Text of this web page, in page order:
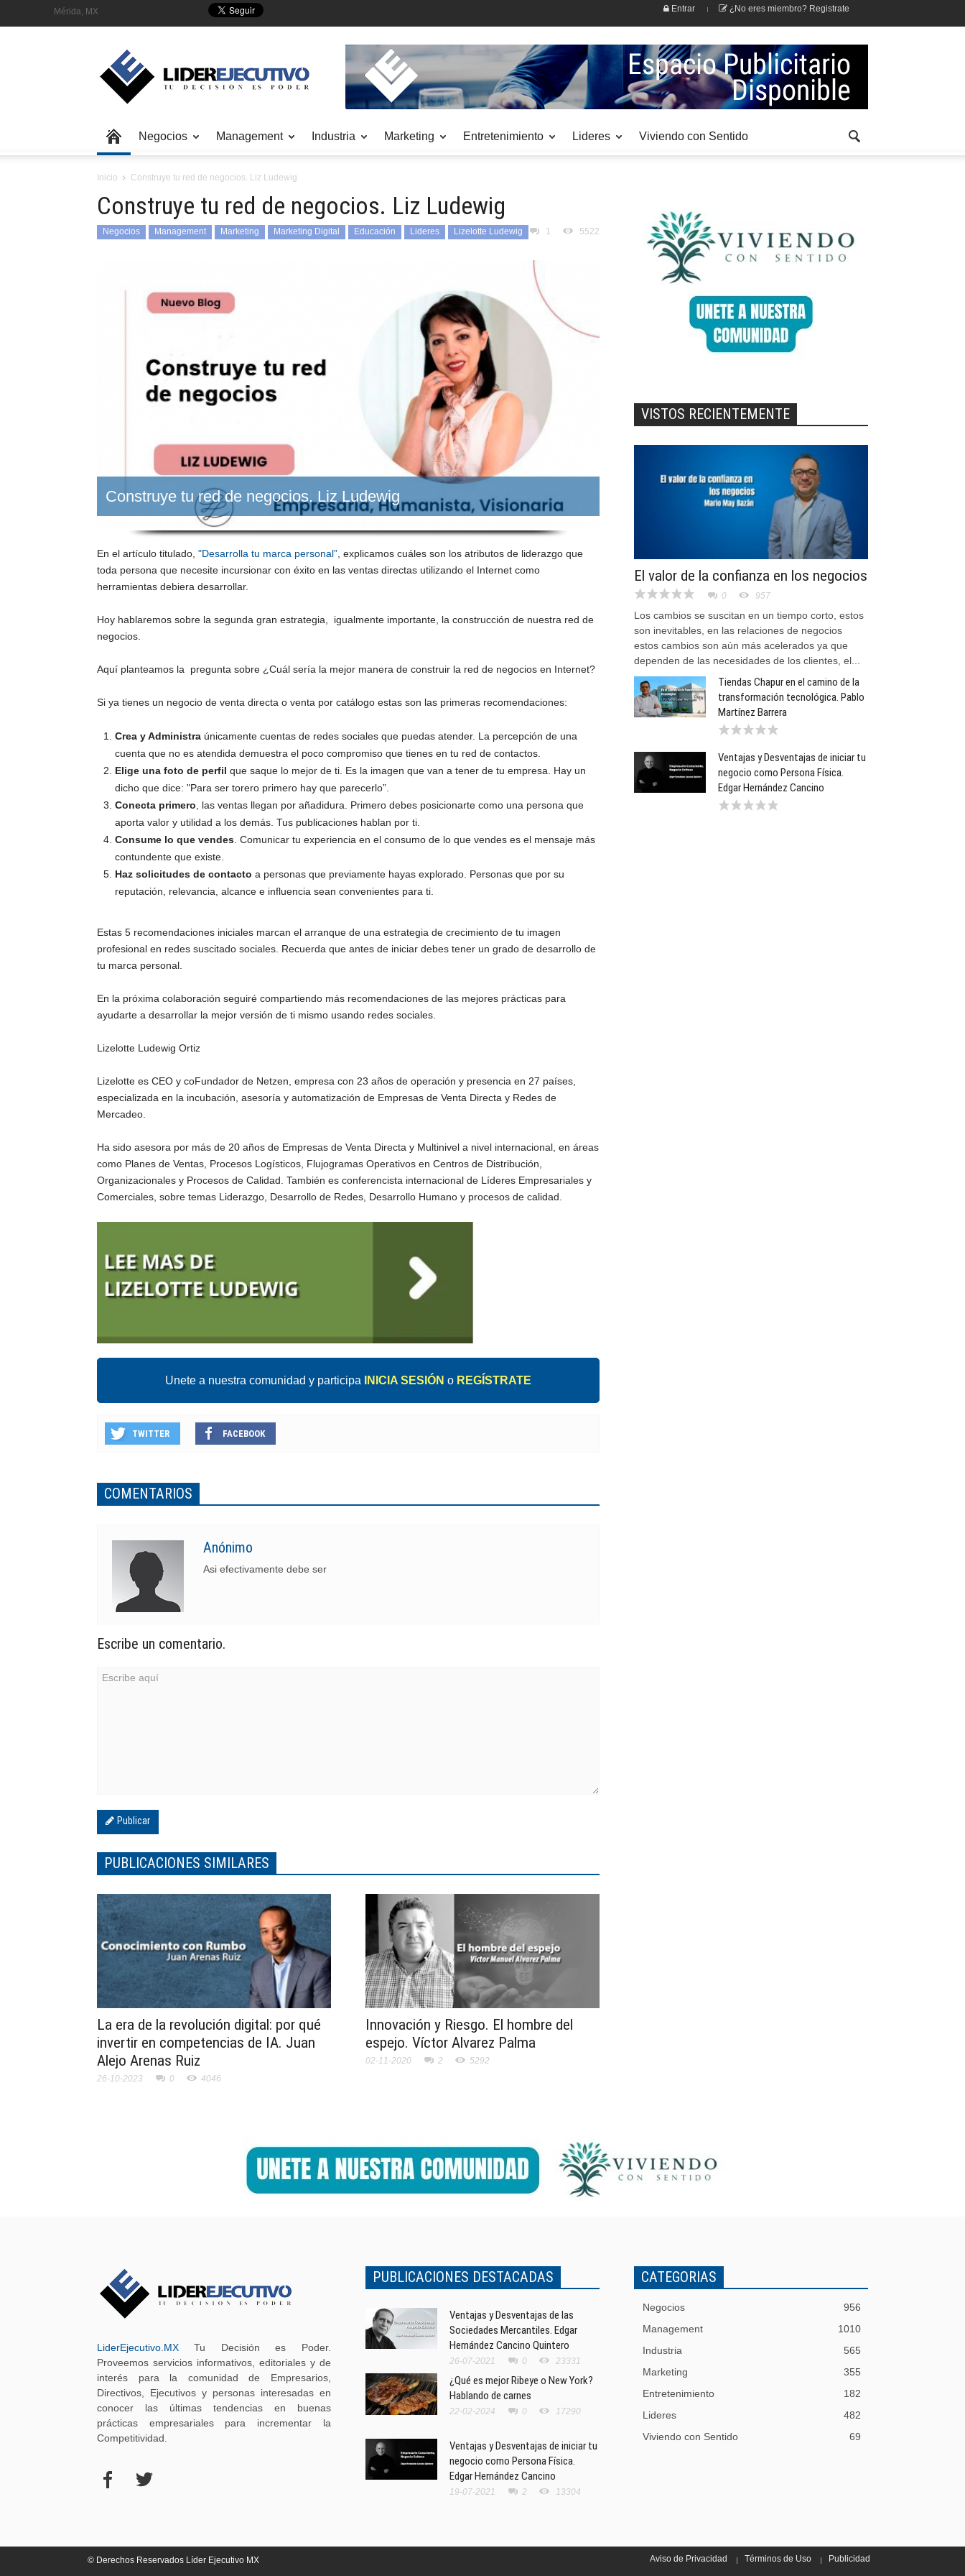
Mérida, MX Entrar ¿No eres miembro? Registrate
Negocios Management Industria Marketing Entretenimiento Lideres Viviendo con Sentido
Inicio Construye tu red de negocios. Liz Ludewig
Construye tu red de negocios. Liz Ludewig
Negocios Management Marketing Marketing Digital Educación Lideres Lizelotte Ludewig 1 5522
Construye tu red de negocios. Liz Ludewig
En el artículo titulado, "Desarrolla tu marca personal” , explicamos cuáles son los atributos de liderazgo que
toda persona que necesite incursionar con éxito en las ventas directas utilizando el Internet como
herramientas debiera desarrollar.
Hoy hablaremos sobre la segunda gran estrategia, igualmente importante, la construcción de nuestra red de
negocios.
Aquí planteamos la pregunta sobre ¿Cuál sería la mejor manera de construir la red de negocios en Internet?
Si ya tienes un negocio de venta directa o venta por catálogo estas son las primeras recomendaciones:
Crea y Administra únicamente cuentas de redes sociales que puedas atender. La percepción de una
cuenta que no es atendida demuestra el poco compromiso que tienes en tu red de contactos.
Elige una foto de perfil que saque lo mejor de ti. Es la imagen que van a tener de tu empresa. Hay un
dicho que dice: "Para ser torero primero hay que parecerlo”.
Conecta primero , las ventas llegan por añadidura. Primero debes posicionarte como una persona que
aporta valor y utilidad a los demás. Tus publicaciones hablan por ti.
Consume lo que vendes . Comunicar tu experiencia en el consumo de lo que vendes es el mensaje más
contundente que existe.
Haz solicitudes de contacto a personas que previamente hayas explorado. Personas que por su
reputación, relevancia, alcance e influencia sean convenientes para ti.
Estas 5 recomendaciones iniciales marcan el arranque de una estrategia de crecimiento de tu imagen
profesional en redes suscitado sociales. Recuerda que antes de iniciar debes tener un grado de desarrollo de
tu marca personal.
En la próxima colaboración seguiré compartiendo más recomendaciones de las mejores prácticas para
ayudarte a desarrollar la mejor versión de ti mismo usando redes sociales.
Lizelotte Ludewig Ortiz
Lizelotte es CEO y coFundador de Netzen, empresa con 23 años de operación y presencia en 27 países,
especializada en la incubación, asesoría y automatización de Empresas de Venta Directa y Redes de
Mercadeo.
Ha sido asesora por más de 20 años de Empresas de Venta Directa y Multinivel a nivel internacional, en áreas
como Planes de Ventas, Procesos Logísticos, Flujogramas Operativos en Centros de Distribución,
Organizacionales y Procesos de Calidad. También es conferencista internacional de Líderes Empresariales y
Comerciales, sobre temas Liderazgo, Desarrollo de Redes, Desarrollo Humano y procesos de calidad.
Unete a nuestra comunidad y participa INICIA SESIÓN o REGÍSTRATE
TWITTER FACEBOOK
COMENTARIOS
Anónimo
Asi efectivamente debe ser
Escribe un comentario.
Publicar
PUBLICACIONES SIMILARES
La era de la revolución digital: por qué
invertir en competencias de IA. Juan
Alejo Arenas Ruiz
26-10-2023 0 4046
Innovación y Riesgo. El hombre del
espejo. Víctor Alvarez Palma
02-11-2020 2 5292
VISTOS RECIENTEMENTE
El valor de la confianza en los negocios
0 957
Los cambios se suscitan en un tiempo corto, estos
son inevitables, en las relaciones de negocios
estos cambios son aún más acelerados ya que
dependen de las necesidades de los clientes, el...
Tiendas Chapur en el camino de la
transformación tecnológica. Pablo
Martínez Barrera
Ventajas y Desventajas de iniciar tu
negocio como Persona Física.
Edgar Hernández Cancino
LiderEjecutivo.MX Tu Decisión es Poder.
Proveemos servicios informativos, editoriales y de
interés para la comunidad de Empresarios,
Directivos, Ejecutivos y personas interesadas en
conocer las últimas tendencias en buenas
prácticas empresariales para incrementar la
Competitividad.
PUBLICACIONES DESTACADAS
Ventajas y Desventajas de las
Sociedades Mercantiles. Edgar
Hernández Cancino Quintero
26-07-2021 0 23331
¿Qué es mejor Ribeye o New York?
Hablando de carnes
22-02-2024 0 17290
Ventajas y Desventajas de iniciar tu
negocio como Persona Física.
Edgar Hernández Cancino
19-07-2021 2 13304
CATEGORIAS
Negocios
956
Management
1010
Industria
565
Marketing
355
Entretenimiento
182
Lideres
482
Viviendo con Sentido
69
© Derechos Reservados Líder Ejecutivo MX Aviso de Privacidad Términos de Uso Publicidad